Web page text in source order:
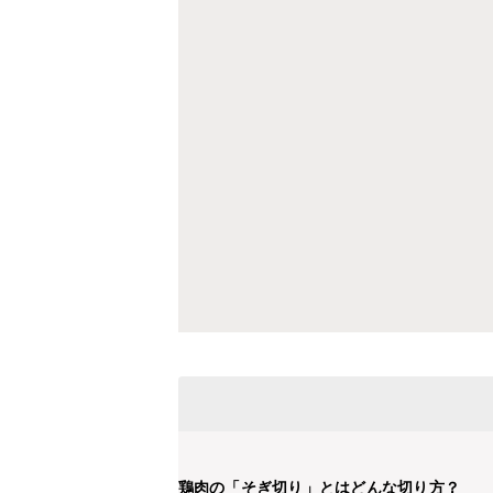
鶏肉の「そぎ切り」とはどんな切り方？